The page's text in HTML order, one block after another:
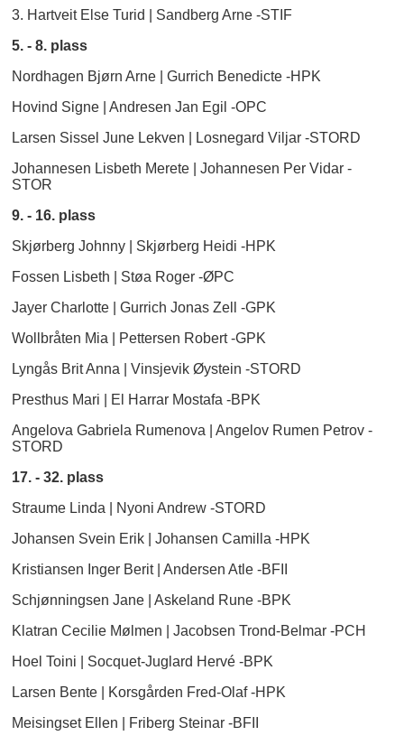
3. Hartveit Else Turid | Sandberg Arne -STIF
5. - 8. plass
Nordhagen Bjørn Arne | Gurrich Benedicte -HPK
Hovind Signe | Andresen Jan Egil -OPC
Larsen Sissel June Lekven | Losnegard Viljar -STORD
Johannesen Lisbeth Merete | Johannesen Per Vidar -
STOR
9. - 16. plass
Skjørberg Johnny | Skjørberg Heidi -HPK
Fossen Lisbeth | Støa Roger -ØPC
Jayer Charlotte | Gurrich Jonas Zell -GPK
Wollbråten Mia | Pettersen Robert -GPK
Lyngås Brit Anna | Vinsjevik Øystein -STORD
Presthus Mari | El Harrar Mostafa -BPK
Angelova Gabriela Rumenova | Angelov Rumen Petrov -
STORD
17. - 32. plass
Straume Linda | Nyoni Andrew -STORD
Johansen Svein Erik | Johansen Camilla -HPK
Kristiansen Inger Berit | Andersen Atle -BFII
Schjønningsen Jane | Askeland Rune -BPK
Klatran Cecilie Mølmen | Jacobsen Trond-Belmar -PCH
Hoel Toini | Socquet-Juglard Hervé -BPK
Larsen Bente | Korsgården Fred-Olaf -HPK
Meisingset Ellen | Friberg Steinar -BFII